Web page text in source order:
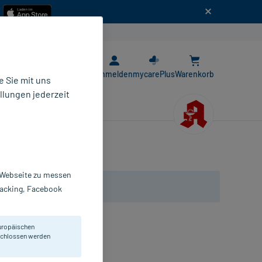
AnmeldenmycarePlusWarenkorb
Dil. D6.
Sie mit uns
jederzeit
zu messen
Facebook
werden